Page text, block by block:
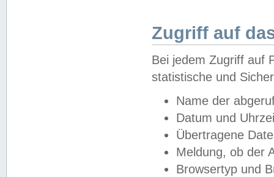
Zugriff auf
Bei jedem Zugriff auf
statistische und
Name der
Datum und
Übertragene
Meldung, ob der
Browsertyp und